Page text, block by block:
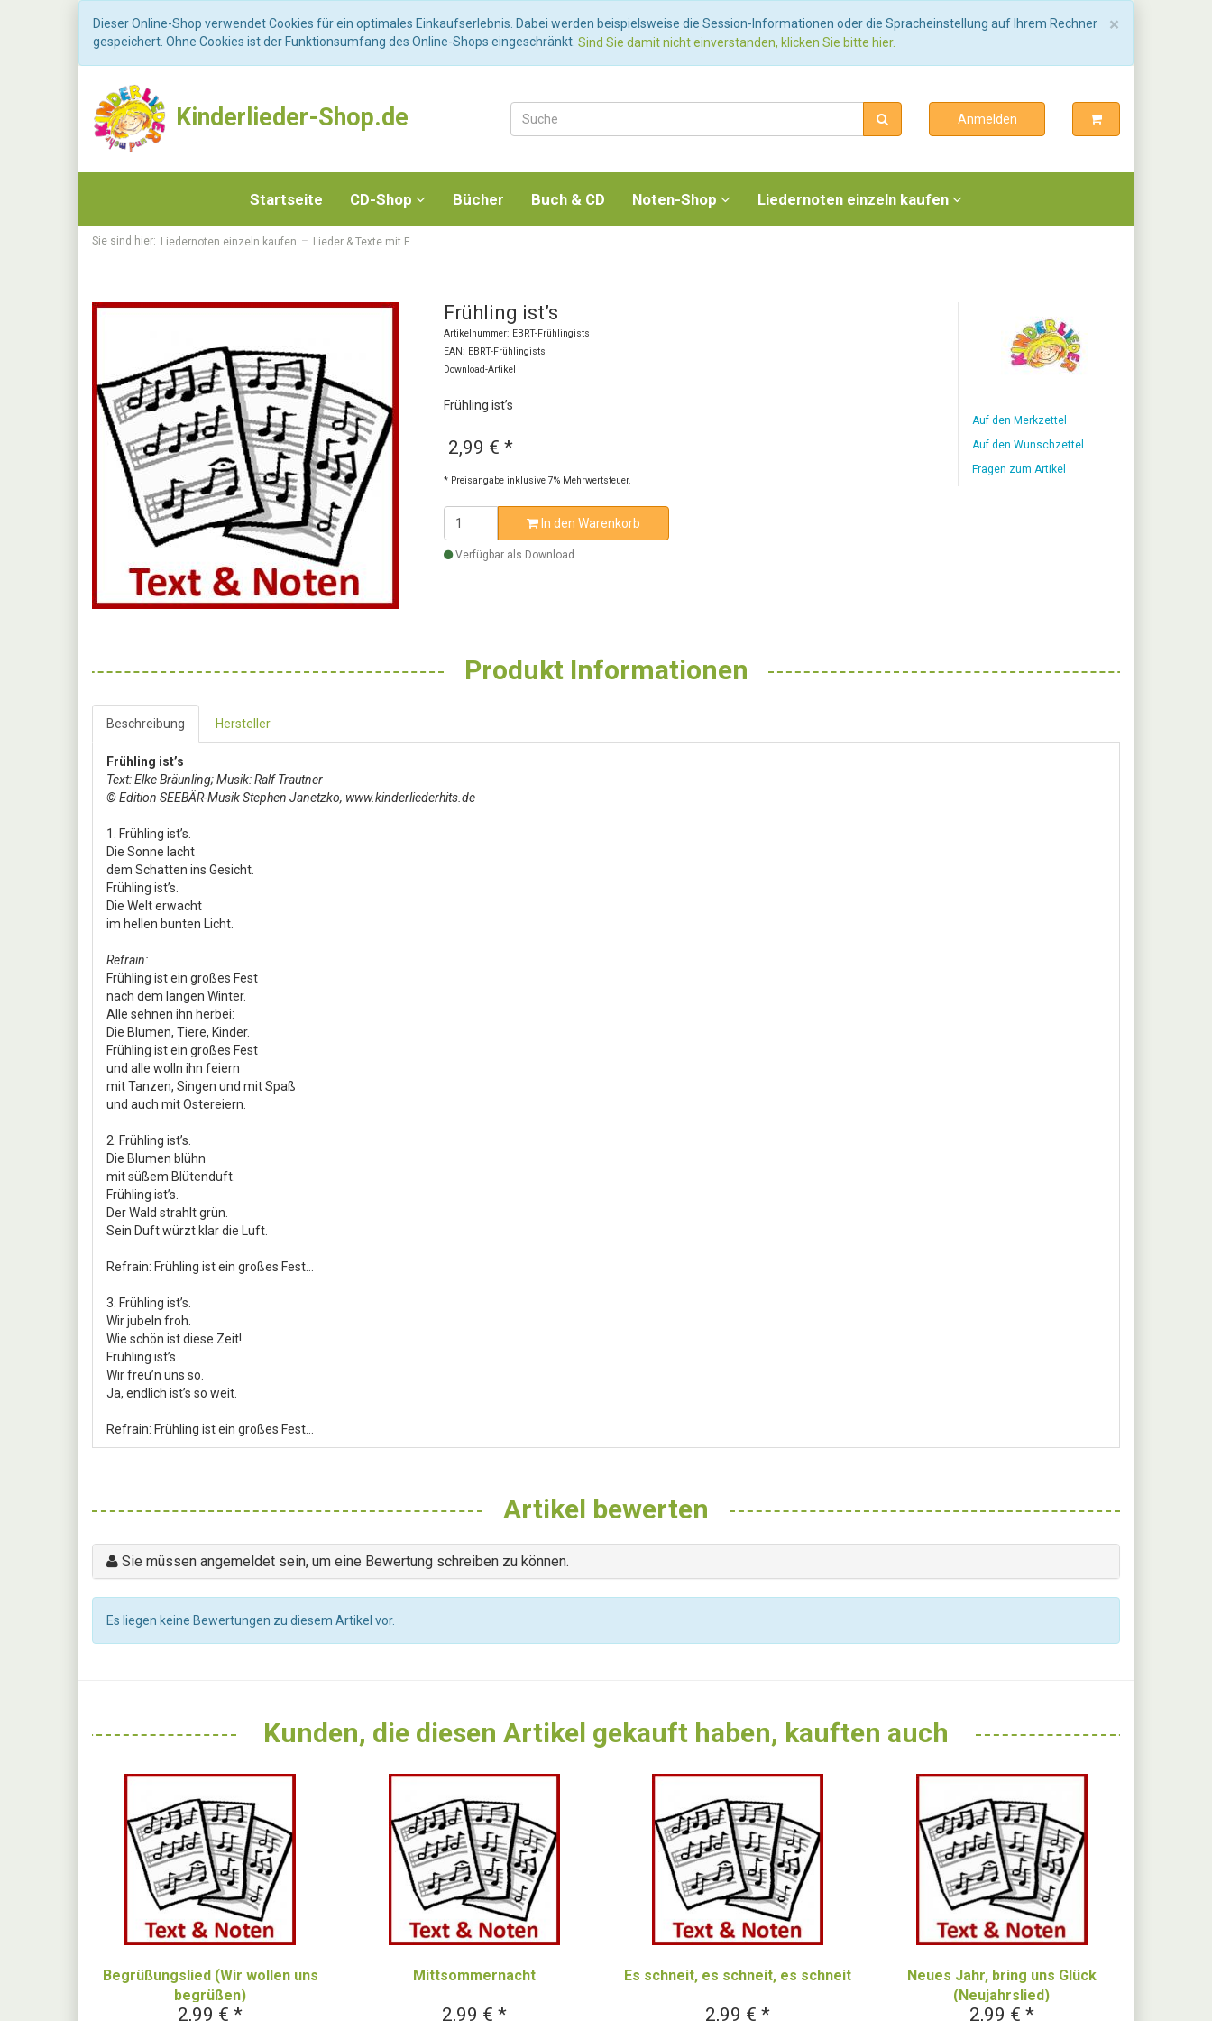
×
Dieser Online-Shop verwendet Cookies für ein optimales Einkaufserlebnis. Dabei werden beispielsweise die Session-Informationen oder die Spracheinstellung auf Ihrem Rechner
gespeichert. Ohne Cookies ist der Funktionsumfang des Online-Shops eingeschränkt. Sind Sie damit nicht einverstanden, klicken Sie bitte hier.
Kinderlieder-Shop.de Anmelden
Startseite CD-Shop Bücher Buch & CD Noten-Shop Liedernoten einzeln kaufen
Sie sind hier: Liedernoten einzeln kaufen Lieder & Texte mit F
Frühling ist’s
Artikelnummer: EBRT-Frühlingists
EAN: EBRT-Frühlingists
Download-Artikel
Frühling ist’s
2,99 € *
* Preisangabe inklusive 7% Mehrwertsteuer.
In den Warenkorb
Verfügbar als Download
Auf den Merkzettel
Auf den Wunschzettel
Fragen zum Artikel
Produkt Informationen
Beschreibung Hersteller
Frühling ist’s
Text: Elke Bräunling; Musik: Ralf Trautner
© Edition SEEBÄR-Musik Stephen Janetzko, www.kinderliederhits.de
1. Frühling ist’s.
Die Sonne lacht
dem Schatten ins Gesicht.
Frühling ist’s.
Die Welt erwacht
im hellen bunten Licht.
Refrain:
Frühling ist ein großes Fest
nach dem langen Winter.
Alle sehnen ihn herbei:
Die Blumen, Tiere, Kinder.
Frühling ist ein großes Fest
und alle wolln ihn feiern
mit Tanzen, Singen und mit Spaß
und auch mit Ostereiern.
2. Frühling ist’s.
Die Blumen blühn
mit süßem Blütenduft.
Frühling ist’s.
Der Wald strahlt grün.
Sein Duft würzt klar die Luft.
Refrain: Frühling ist ein großes Fest…
3. Frühling ist’s.
Wir jubeln froh.
Wie schön ist diese Zeit!
Frühling ist’s.
Wir freu’n uns so.
Ja, endlich ist’s so weit.
Refrain: Frühling ist ein großes Fest…
Artikel bewerten
Sie müssen angemeldet sein, um eine Bewertung schreiben zu können.
Es liegen keine Bewertungen zu diesem Artikel vor.
Kunden, die diesen Artikel gekauft haben, kauften auch
Begrüßungslied (Wir wollen uns
begrüßen)
2,99 € *
Mittsommernacht
2,99 € *
Es schneit, es schneit, es schneit
2,99 € *
Neues Jahr, bring uns Glück
(Neujahrslied)
2,99 € *